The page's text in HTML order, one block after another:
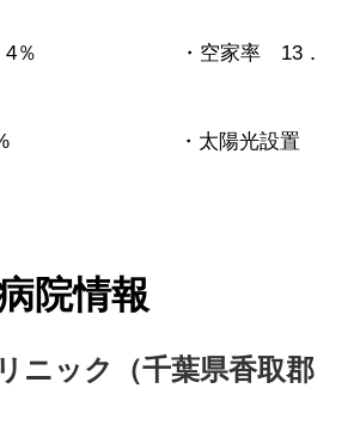
64．4％ ・空家率 13．
61% ・太陽光設置
院情報
ニック（千葉県香取郡